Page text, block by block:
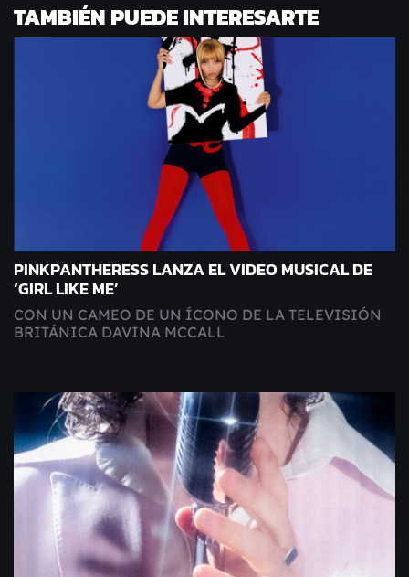
TAMBIÉN PUEDE INTERESARTE
PINKPANTHERESS LANZA EL VIDEO MUSICAL DE
‘GIRL LIKE ME’
CON UN CAMEO DE UN ÍCONO DE LA TELEVISIÓN
BRITÁNICA DAVINA MCCALL